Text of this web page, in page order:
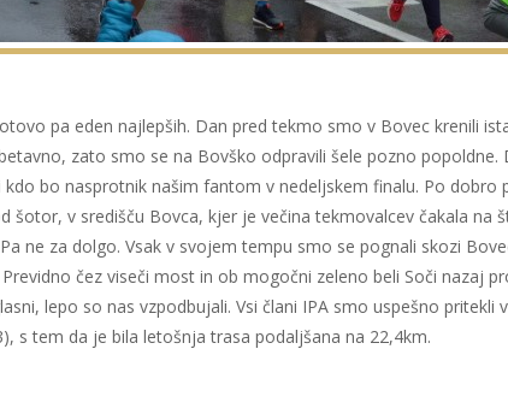
pa eden najlepših. Dan pred tekmo smo v Bovec krenili
zato smo se na Bovško odpravili šele pozno
bo nasprotnik našim fantom v nedeljskem finalu. Po dobro
v središču Bovca, kjer je večina tekmovalcev čakala na
ne za dolgo. Vsak v svojem tempu smo se pognali skozi
čez viseči most in ob mogočni zeleno beli Soči nazaj
lepo so nas vzpodbujali. Vsi člani IPA smo uspešno
s tem da je bila letošnja trasa podaljšana na 22,4km.